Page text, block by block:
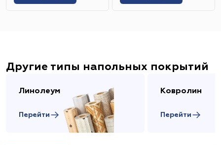
Другие типы напольных покрытий
Линолеум
Перейти
Ковролин
Перейти